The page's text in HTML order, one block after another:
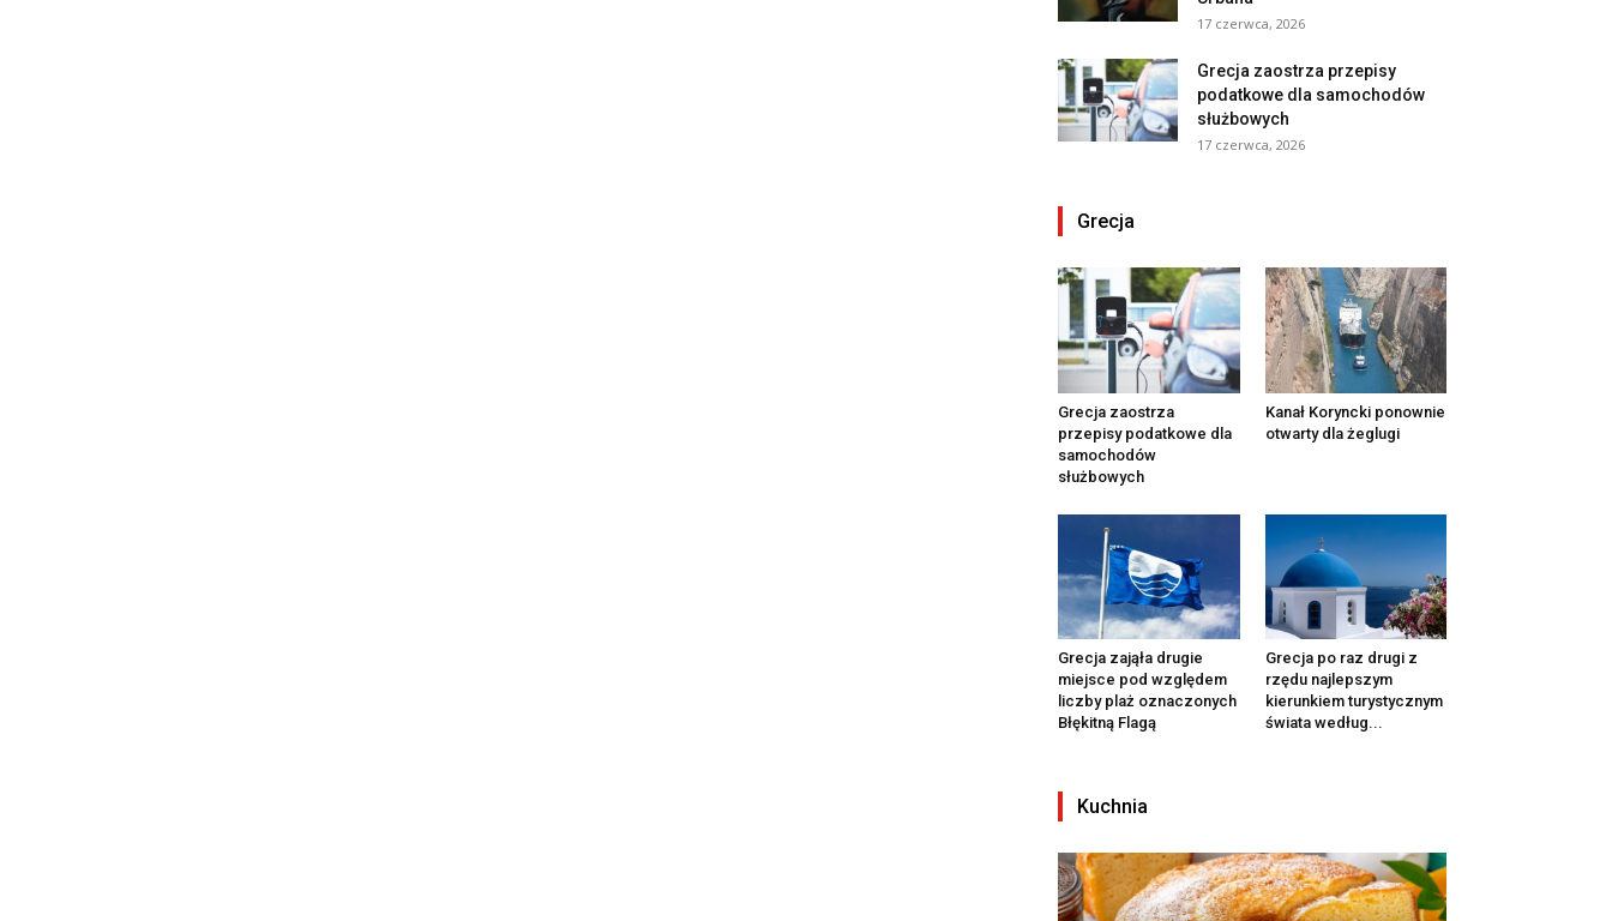
17 czerwca, 2026
Grecja zaostrza przepisy
podatkowe dla samochodów
służbowych
17 czerwca, 2026
Grecja
Grecja zaostrza
przepisy podatkowe dla
samochodów
służbowych
Kanał Koryncki ponownie
otwarty dla żeglugi
Grecja zająła drugie
miejsce pod względem
liczby plaż oznaczonych
Błękitną Flagą
Grecja po raz drugi z
rzędu najlepszym
kierunkiem turystycznym
świata według...
Kuchnia